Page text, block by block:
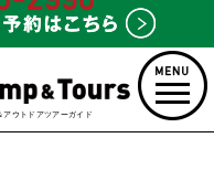
ウトドアツアーガイド